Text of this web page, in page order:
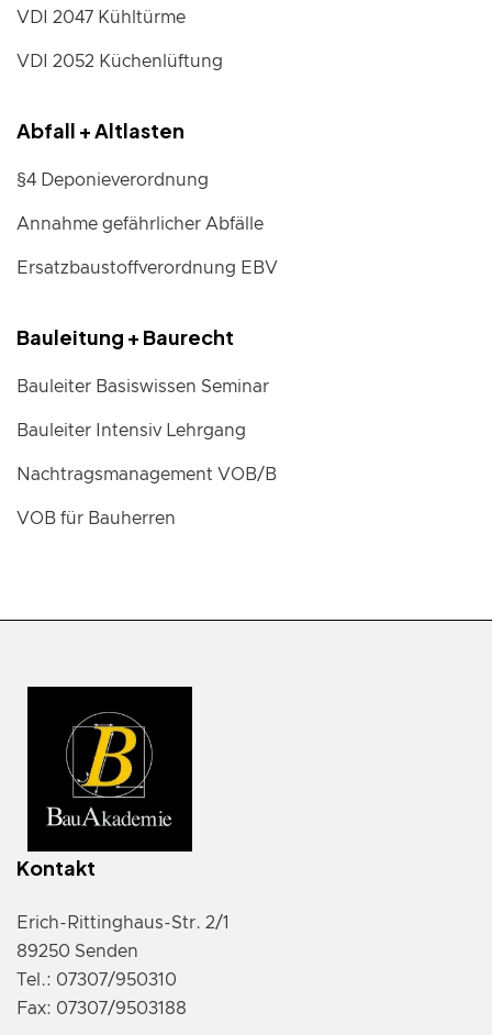
VDI 2047 Kühltürme
VDI 2052 Küchenlüftung
Abfall + Altlasten
§4 Deponieverordnung
Annahme gefährlicher Abfälle
Ersatzbaustoffverordnung EBV
Bauleitung + Baurecht
Bauleiter Basiswissen Seminar
Bauleiter Intensiv Lehrgang
Nachtragsmanagement VOB/B
VOB für Bauherren
Kontakt
Erich-Rittinghaus-Str. 2/1
89250 Senden
Tel.: 07307/950310
Fax: 07307/9503188